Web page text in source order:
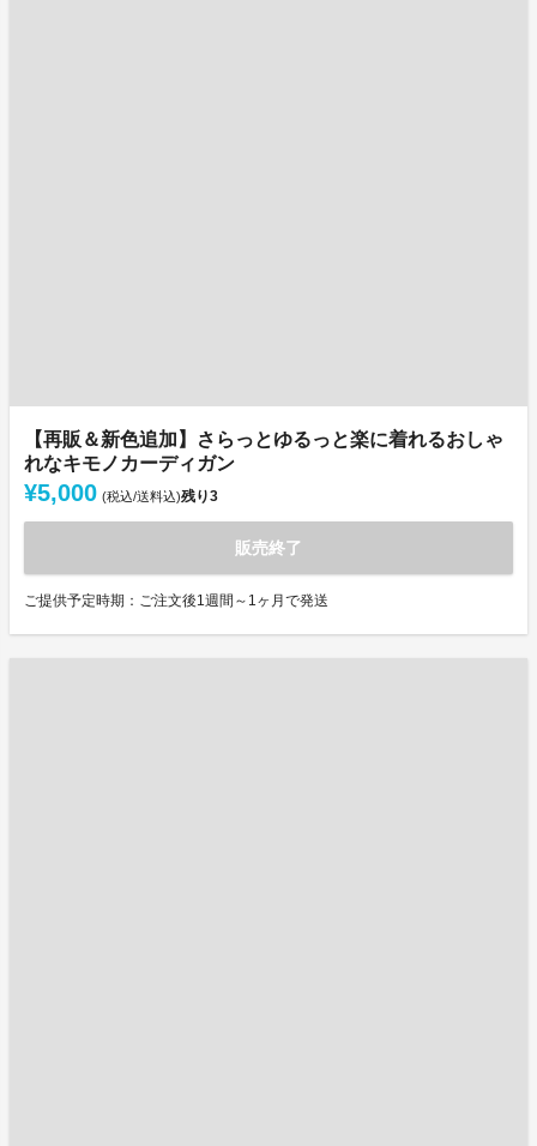
【再販＆新色追加】さらっとゆるっと楽に着れるおしゃ
れなキモノカーディガン
¥5,000 (税込/送料込)残り3
販売終了
ご提供予定時期：ご注文後1週間～1ヶ月で発送